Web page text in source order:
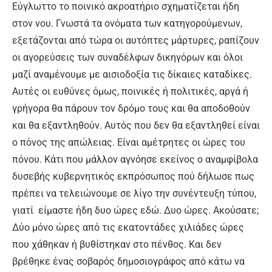
Εύγλωττο το ποινικό ακροατήριο σχηματίζεται ήδη
στον νου. Γνωστά τα ονόματα των κατηγορούμενων,
εξετάζονται από τώρα οι αυτόπτες μάρτυρες, ραπίζουν
οι αγορεύσεις των συναδέλφων δικηγόρων και όλοι
μαζί αναμένουμε με αισιοδοξία τις δίκαιες καταδίκες.
Αυτές οι ευθύνες όμως, ποινικές ή πολιτικές, αργά ή
γρήγορα θα πάρουν τον δρόμο τους και θα αποδοθούν
και θα εξαντληθούν. Αυτός που δεν θα εξαντληθεί είναι
ο πόνος της απώλειας. Είναι αμέτρητες οι ώρες του
πόνου. Κάτι που μάλλον αγνόησε εκείνος ο αναμφίβολα
δυσεβής κυβερνητικός εκπρόσωπος πού δήλωσε πως
πρέπει να τελειώνουμε σε λίγο την συνέντευξη τύπου,
γιατί είμαστε ήδη δυο ώρες εδώ. Δυο ώρες. Ακούσατε;
Δύο μόνο ώρες από τις εκατοντάδες χιλιάδες ώρες
που χάθηκαν ή βυθίστηκαν στο πένθος. Και δεν
βρέθηκε ένας σοβαρός δημοσιογράφος από κάτω να